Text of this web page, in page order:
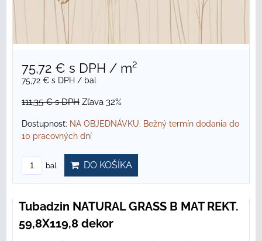
75,72 € s DPH / m²
75,72 € s DPH / bal
111,35 €s DPH Zľava 32%
Dostupnosť: NA OBJEDNÁVKU. Bežný termín dodania do
10 pracovných dní
bal DO KOŠÍKA
Tubadzin NATURAL GRASS B MAT REKT.
59,8X119,8 dekor